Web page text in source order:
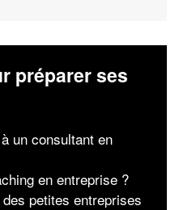
préparer ses
un consultant en
en entreprise ?
petites entreprises